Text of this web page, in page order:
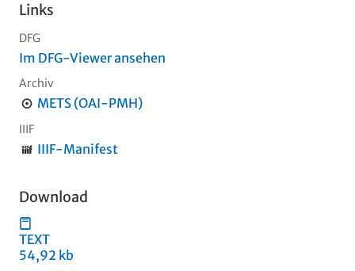
Links
DFG
Im DFG-Viewer ansehen
Archiv
METS (OAI-PMH)
IIIF
IIIF-Manifest
Download
TEXT
54,92 kb